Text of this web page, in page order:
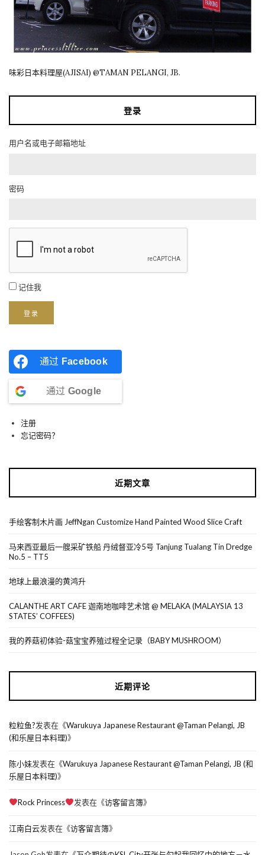
味彩日本料理屋(AJISAI) @TAMAN PELANGI, JB.
登录
用户名或电子邮箱地址
密码
记住我
登录
通过 Facebook
通过 Google
注册
忘记密码？
近期文章
手绘客制木片画 JeffNgan Customize Hand Painted Wood Slice Craft
马来西亚最后一艘采矿铁船 丹绒督亚冷5号 Tanjung Tualang Tin Dredge
No.5 – TT5
地球上最浪漫的黄鸿升
CALANTHE ART CAFE 迦南地咖啡艺术馆 @ MELAKA (MALAYSIA 13
STATES’ COFFEES)
我的养菇初体验-菇宝宝养殖过程全记录（BABY MUSHROOM）
近期评论
粒粒鱼?发表在《Warukuya Japanese Restaurant @Taman Pelangi, JB
(和乐屋日本料理)》
陈小妹发表在《Warukuya Japanese Restaurant @Taman Pelangi, JB (和
乐屋日本料理)》
Rock Princess 发表在《访客留言簿》
江南白云发表在《访客留言簿》